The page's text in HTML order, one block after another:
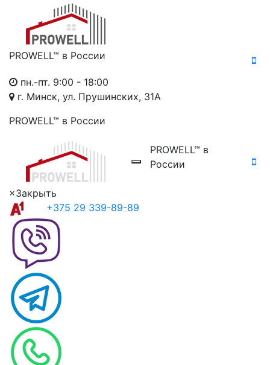
PROWELL™ в России
пн.-пт. 9:00 - 18:00
г. Минск, ул. Прушинских, 31А
PROWELL™ в России
PROWELL™ в
России
×Закрыть
+375 29 339-89-89